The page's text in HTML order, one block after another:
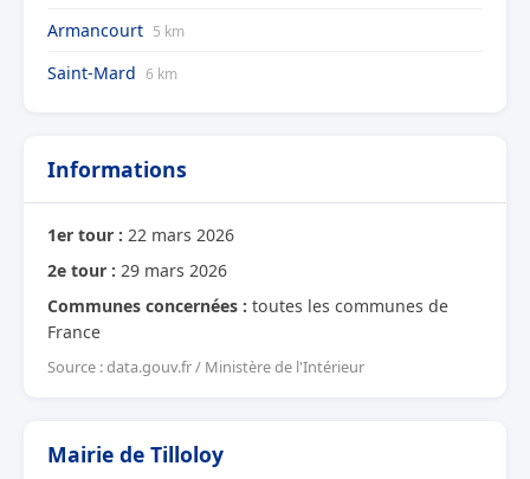
Armancourt 5 km
Saint-Mard 6 km
Informations
1er tour : 22 mars 2026
2e tour : 29 mars 2026
Communes concernées : toutes les communes de
France
Source : data.gouv.fr / Ministère de l'Intérieur
Mairie de Tilloloy